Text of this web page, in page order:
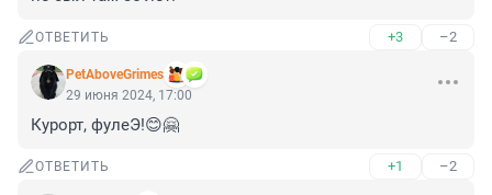
ОТВЕТИТЬ +3 –2
PetAboveGrimes
29 июня 2024, 17:00
Курорт, фулеЭ!😊🤗
ОТВЕТИТЬ +1 –2